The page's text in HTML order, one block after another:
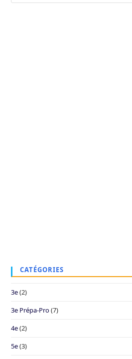
CATÉGORIES
3e(2)
3e Prépa-Pro(7)
4e(2)
5e(3)